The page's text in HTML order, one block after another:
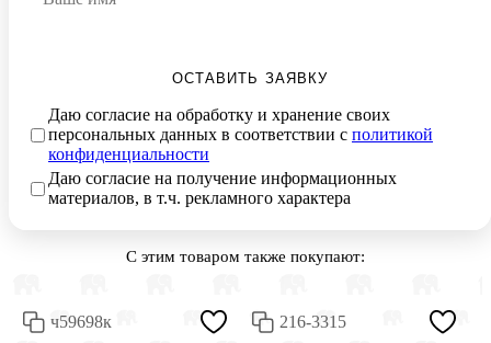
ОСТАВИТЬ ЗАЯВКУ
Даю согласие на обработку и хранение своих
персональных данных в соответствии с политикой
конфиденциальности
Даю согласие на получение информационных
материалов, в т.ч. рекламного характера
С этим товаром также покупают:
ч59698к 216-3315